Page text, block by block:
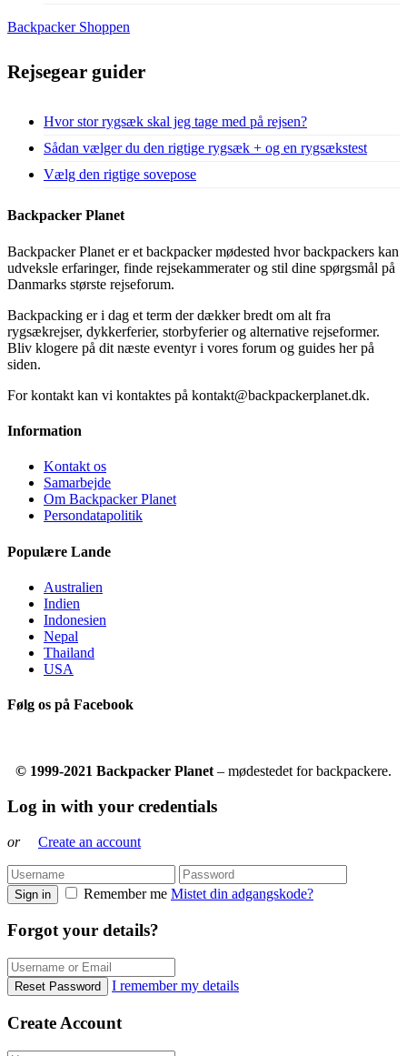
Backpacker Shoppen
Rejsegear guider
Hvor stor rygsæk skal jeg tage med på rejsen?
Sådan vælger du den rigtige rygsæk + og en rygsækstest
Vælg den rigtige sovepose
Backpacker Planet
Backpacker Planet er et backpacker mødested hvor backpackers kan
udveksle erfaringer, finde rejsekammerater og stil dine spørgsmål på
Danmarks største rejseforum.
Backpacking er i dag et term der dækker bredt om alt fra
rygsækrejser, dykkerferier, storbyferier og alternative rejseformer.
Bliv klogere på dit næste eventyr i vores forum og guides her på
siden.
For kontakt kan vi kontaktes på kontakt@backpackerplanet.dk.
Information
Kontakt os
Samarbejde
Om Backpacker Planet
Persondatapolitik
Populære Lande
Australien
Indien
Indonesien
Nepal
Thailand
USA
Følg os på Facebook
© 1999-2021 Backpacker Planet – mødestedet for backpackere.
Log in with your credentials
or Create an account
Sign in Remember me Mistet din adgangskode?
Forgot your details?
Reset Password I remember my details
Create Account